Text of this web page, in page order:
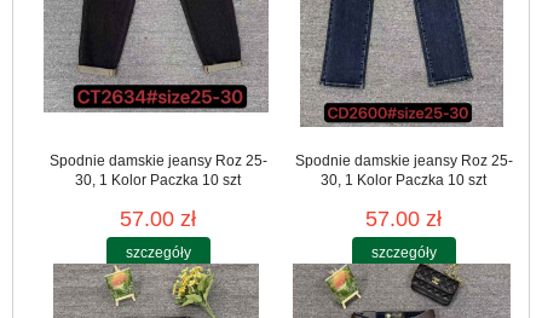
Spodnie damskie jeansy Roz 25-
30, 1 Kolor Paczka 10 szt
57.00 zł
szczegóły
Spodnie damskie jeansy Roz 25-
30, 1 Kolor Paczka 10 szt
57.00 zł
szczegóły